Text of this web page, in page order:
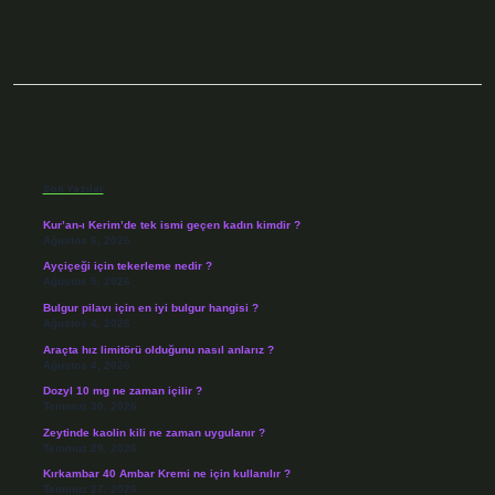
Son Yazılar
Kur’an-ı Kerim’de tek ismi geçen kadın kimdir ?
Ağustos 6, 2026
Ayçiçeği için tekerleme nedir ?
Ağustos 5, 2026
Bulgur pilavı için en iyi bulgur hangisi ?
Ağustos 4, 2026
Araçta hız limitörü olduğunu nasıl anlarız ?
Ağustos 4, 2026
Dozyl 10 mg ne zaman içilir ?
Temmuz 30, 2026
Zeytinde kaolin kili ne zaman uygulanır ?
Temmuz 29, 2026
Kırkambar 40 Ambar Kremi ne için kullanılır ?
Temmuz 27, 2026